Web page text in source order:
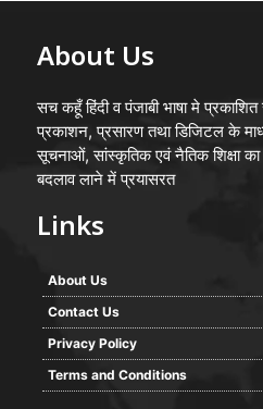
About Us
सच कहूँ हिंदी व पंजाबी भाषा मे
प्रकाशन, प्रसारण तथा डिजिटल के
सूचनाओं, सांस्कृतिक एवं नैतिक शिक्षा
बदलाव लाने में प्रयासरत
Links
About Us
Contact Us
Privacy Policy
Terms and Conditions